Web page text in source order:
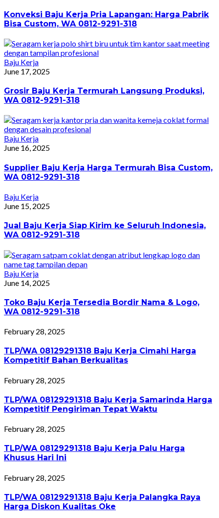
Konveksi Baju Kerja Pria Lapangan: Harga Pabrik
Bisa Custom, WA 0812-9291-318
Baju Kerja
June 17, 2025
Grosir Baju Kerja Termurah Langsung Produksi,
WA 0812-9291-318
Baju Kerja
June 16, 2025
Supplier Baju Kerja Harga Termurah Bisa Custom,
WA 0812-9291-318
Baju Kerja
June 15, 2025
Jual Baju Kerja Siap Kirim ke Seluruh Indonesia,
WA 0812-9291-318
Baju Kerja
June 14, 2025
Toko Baju Kerja Tersedia Bordir Nama & Logo,
WA 0812-9291-318
February 28, 2025
TLP/WA 08129291318 Baju Kerja Cimahi Harga
Kompetitif Bahan Berkualitas
February 28, 2025
TLP/WA 08129291318 Baju Kerja Samarinda Harga
Kompetitif Pengiriman Tepat Waktu
February 28, 2025
TLP/WA 08129291318 Baju Kerja Palu Harga
Khusus Hari Ini
February 28, 2025
TLP/WA 08129291318 Baju Kerja Palangka Raya
Harga Diskon Kualitas Oke